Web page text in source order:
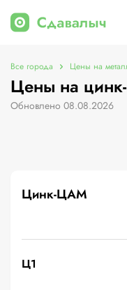
Все города Цены на
Цены на цинк-
Обновлено 08.08.2026
Цинк-ЦАМ
Ц1